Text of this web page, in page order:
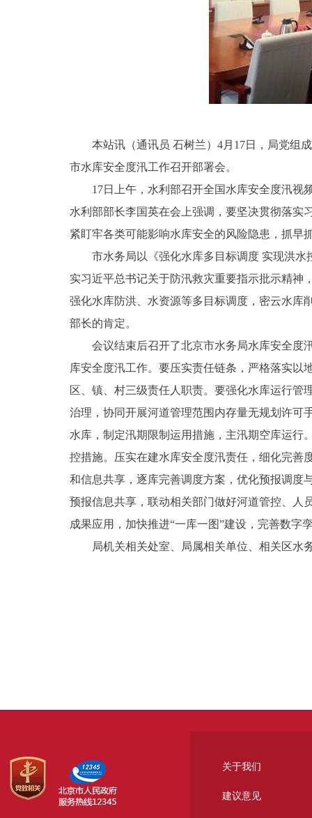
本站讯（通讯员 石树兰）4月17日，局党组
市水库安全度汛工作召开部署会。
17日上午，水利部召开全国水库安全度汛视
水利部部长李国英在会上强调，要坚决贯彻落实
紧盯牢各类可能影响水库安全的风险隐患，抓早
市水务局以《强化水库多目标调度 实现洪
实习近平总书记关于防汛救灾重要指示批示精神
强化水库防洪、水资源等多目标调度，密云水库
部长的肯定。
会议结束后召开了北京市水务局水库安全度
库安全度汛工作。要压实责任链条，严格落实以
区、镇、村三级责任人职责。要强化水库运行
治理，协同开展河道管理范围内存量无规划许可
水库，制定汛期限制运用措施，主汛期空库运行
控措施。压实在建水库安全度汛责任，细化完善
和信息共享，逐库完善调度方案，优化预报调度
预报信息共享，联动相关部门做好河道管控、人
成果应用，加快推进“一库一图”建设，完善数
局机关相关处室、局属相关单位、相关区水
关于我们
建议意见